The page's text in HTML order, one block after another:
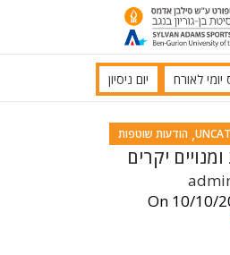
לאורח יום ניסיון
, הודעות שוטפות
ומנויים יקרים
On 10/10/